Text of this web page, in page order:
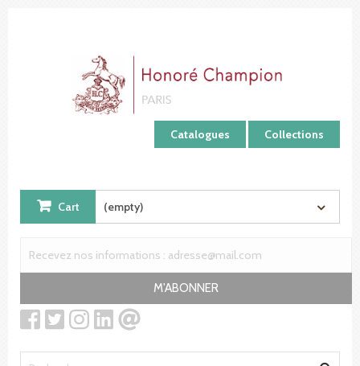
Catalogues Collections
Cart (empty)
M'ABONNER